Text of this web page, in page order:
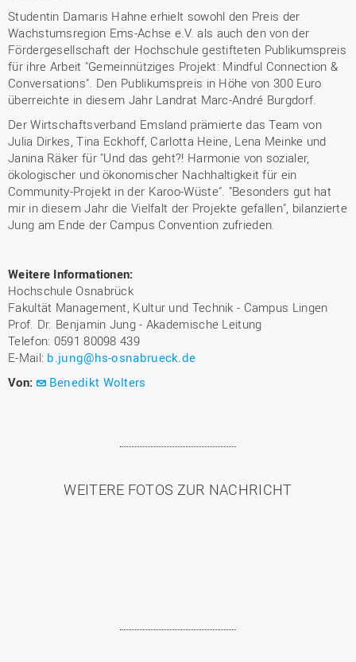
Studentin Damaris Hahne erhielt sowohl den Preis der
Wachstumsregion Ems-Achse e.V. als auch den von der
Fördergesellschaft der Hochschule gestifteten Publikumspreis
für ihre Arbeit "Gemeinnütziges Projekt: Mindful Connection &
Conversations". Den Publikumspreis in Höhe von 300 Euro
überreichte in diesem Jahr Landrat Marc-André Burgdorf.
Der Wirtschaftsverband Emsland prämierte das Team von
Julia Dirkes, Tina Eckhoff, Carlotta Heine, Lena Meinke und
Janina Räker für "Und das geht?! Harmonie von sozialer,
ökologischer und ökonomischer Nachhaltigkeit für ein
Community-Projekt in der Karoo-Wüste". "Besonders gut hat
mir in diesem Jahr die Vielfalt der Projekte gefallen", bilanzierte
Jung am Ende der Campus Convention zufrieden.
Weitere Informationen:
Hochschule Osnabrück
Fakultät Management, Kultur und Technik - Campus Lingen
Prof. Dr. Benjamin Jung - Akademische Leitung
Telefon: 0591 80098 439
E-Mail: b.jung@hs-osnabrueck.de
Von:
Benedikt Wolters
WEITERE FOTOS ZUR NACHRICHT